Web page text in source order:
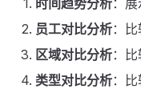
时间趋势分析：
员工对比分析：
区域对比分析：
类型对比分析：